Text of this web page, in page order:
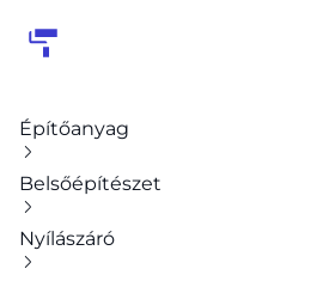
Építőanyag
Belsőépítészet
Nyílászáró